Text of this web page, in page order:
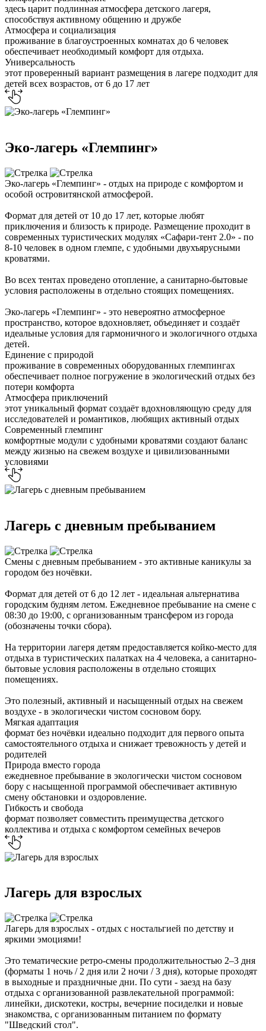
здесь царит подлинная атмосфера детского лагеря,
способствуя активному общению и дружбе
Атмосфера и социализация
проживание в благоустроенных комнатах до 6 человек
обеспечивает необходимый комфорт для отдыха.
Универсальность
этот проверенный вариант размещения в лагере подходит для
детей всех возрастов, от 6 до 17 лет
Эко-лагерь «Глемпинг»
Эко-лагерь «Глемпинг» - отдых на природе с комфортом и
особой островитянской атмосферой.
Формат для детей от 10 до 17 лет, которые любят
приключения и близость к природе. Размещение проходит в
современных туристических модулях «Сафари-тент 2.0» - по
8-10 человек в одном глемпе, с удобными двухъярусными
кроватями.
Во всех тентах проведено отопление, а санитарно-бытовые
условия расположены в отдельно стоящих помещениях.
Эко-лагерь «Глемпинг» - это невероятно атмосферное
пространство, которое вдохновляет, объединяет и создаёт
идеальные условия для гармоничного и экологичного отдыха
детей.
Единение с природой
проживание в современных оборудованных глемпингах
обеспечивает полное погружение в экологический отдых без
потери комфорта
Атмосфера приключений
этот уникальный формат создаёт вдохновляющую среду для
исследователей и романтиков, любящих активный отдых
Современный глемпинг
комфортные модули с удобными кроватями создают баланс
между жизнью на свежем воздухе и цивилизованными
условиями
Лагерь с дневным пребыванием
Смены с дневным пребыванием - это активные каникулы за
городом без ночёвки.
Формат для детей от 6 до 12 лет - идеальная альтернатива
городским будням летом. Ежедневное пребывание на смене с
08:30 до 19:00, с организованным трансфером из города
(обозначены точки сбора).
На территории лагеря детям предоставляется койко-место для
отдыха в туристических палатках на 4 человека, а санитарно-
бытовые условия расположены в отдельно стоящих
помещениях.
Это полезный, активный и насыщенный отдых на свежем
воздухе - в экологически чистом сосновом бору.
Мягкая адаптация
формат без ночёвки идеально подходит для первого опыта
самостоятельного отдыха и снижает тревожность у детей и
родителей
Природа вместо города
ежедневное пребывание в экологически чистом сосновом
бору с насыщенной программой обеспечивает активную
смену обстановки и оздоровление.
Гибкость и свобода
формат позволяет совместить преимущества детского
коллектива и отдыха с комфортом семейных вечеров
Лагерь для взрослых
Лагерь для взрослых - отдых с ностальгией по детству и
яркими эмоциями!
Это тематические ретро-смены продолжительностью 2–3 дня
(форматы 1 ночь / 2 дня или 2 ночи / 3 дня), которые проходят
в выходные и праздничные дни. По сути - заезд на базу
отдыха с организованной развлекательной программой:
линейки, дискотеки, костры, вечерние посиделки и новые
знакомства, с организованным питанием по формату
"Шведский стол".